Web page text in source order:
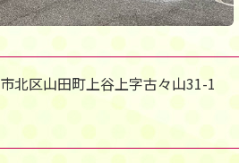
北区山田町上谷上字古々山31-1